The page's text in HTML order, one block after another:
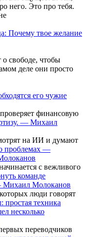
него. Это про тебя.
Почему твое желание
свободе, чтобы
деле они просто
его чужие
финансовую
— Михаил
на ИИ и думают
о проблемах —
с вежливого
команде
Михаил Молоканов
люди говорят
простая техника
несколько
переводчиков